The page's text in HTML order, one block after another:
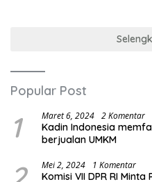
Popular Post
1 Maret 6, 2024 2 Komentar
Kadin Indonesia
berjualan UMKM
Mei 2, 2024 1 Komentar
Komisi VII DPR RI